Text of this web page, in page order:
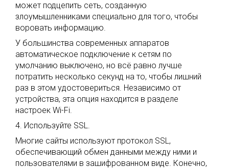
может подцепить сеть, созданную
злоумышленниками специально для того, чтобы
воровать информацию.
У большинства современных аппаратов
автоматическое подключение к сетям по
умолчанию выключено, но всё равно лучше
потратить несколько секунд на то, чтобы лишний
раз в этом удостовериться. Независимо от
устройства, эта опция находится в разделе
настроек Wi-Fi.
4. Используйте SSL.
Многие сайты используют протокол SSL,
обеспечивающий обмен данными между ними и
пользователями в зашифрованном виде. Конечно,